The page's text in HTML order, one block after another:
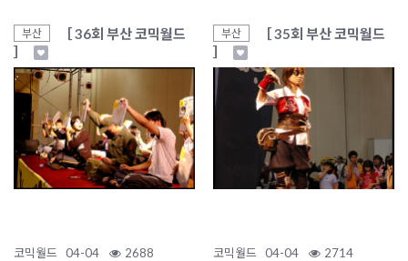
부산
［ 36회 부산 코믹월드
］
코믹월드 04-04 2688
부산
［ 35회 부산 코믹월드
］
코믹월드 04-04 2714